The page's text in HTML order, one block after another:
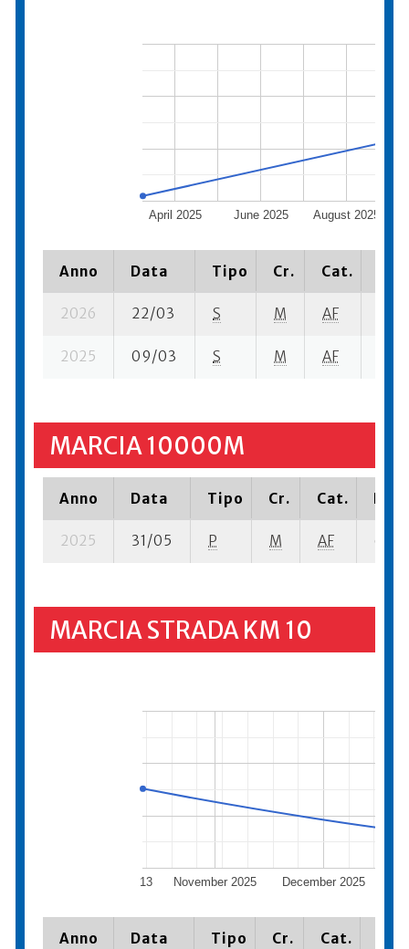
April 2025 June 2025 August 2025
Anno Data Tipo Cr. Cat.
2026 22/03 S M AF
2025 09/03 S M AF
MARCIA 10000M
Anno Data Tipo Cr. Cat.
2025 31/05 P M AF 6 su-
MARCIA STRADA KM 10
November 2025 December 2025
13
Anno Data Tipo Cr. Cat.